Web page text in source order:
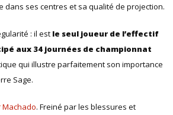
dans ses centres et sa qualité de projection.
: il est le seul joueur de l’effectif
aux 34 journées de championnat
qui illustre parfaitement son importance
Sage.
Machado. Freiné par les blessures et